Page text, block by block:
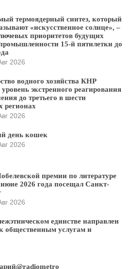
термоядерный синтез, который
«искусственное солнце», –
приоритетов будущих
15-й пятилетки до
2026
водного хозяйства КНР
экстренного реагирования
до третьего в шести
регионах
2026
день кошек
2026
премии по литературе
2026 года посещал Санкт-
2026
единстве направлен
общественным услугам и